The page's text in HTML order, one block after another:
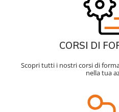
CORSI DI
Scopri tutti i nostri corsi di
nella tua